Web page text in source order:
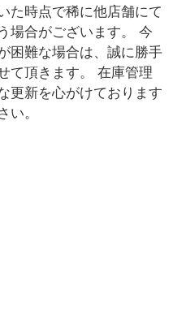
た時点で稀に他店舗にて
場合がございます。 今
困難な場合は、誠に勝手
て頂きます。 在庫管理
更新を心がけております
い。